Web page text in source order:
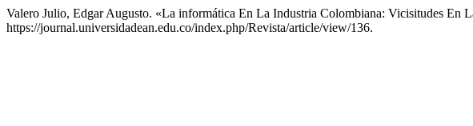
Valero Julio, Edgar Augusto. «La informática En La Industria Colombiana: Vicisitudes En
https://journal.universidadean.edu.co/index.php/Revista/article/view/136.